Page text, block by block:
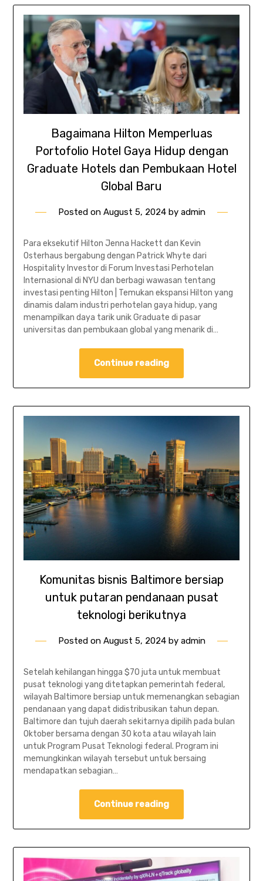
Bagaimana Hilton Memperluas
Portofolio Hotel Gaya Hidup dengan
Graduate Hotels dan Pembukaan Hotel
Global Baru
Posted on August 5, 2024by admin
Para eksekutif Hilton Jenna Hackett dan Kevin
Osterhaus bergabung dengan Patrick Whyte dari
Hospitality Investor di Forum Investasi Perhotelan
Internasional di NYU dan berbagi wawasan tentang
investasi penting Hilton | Temukan ekspansi Hilton yang
dinamis dalam industri perhotelan gaya hidup, yang
menampilkan daya tarik unik Graduate di pasar
universitas dan pembukaan global yang menarik di…
Continue reading
Komunitas bisnis Baltimore bersiap
untuk putaran pendanaan pusat
teknologi berikutnya
Posted on August 5, 2024by admin
Setelah kehilangan hingga $70 juta untuk membuat
pusat teknologi yang ditetapkan pemerintah federal,
wilayah Baltimore bersiap untuk memenangkan sebagian
pendanaan yang dapat didistribusikan tahun depan.
Baltimore dan tujuh daerah sekitarnya dipilih pada bulan
Oktober bersama dengan 30 kota atau wilayah lain
untuk Program Pusat Teknologi federal. Program ini
memungkinkan wilayah tersebut untuk bersaing
mendapatkan sebagian…
Continue reading